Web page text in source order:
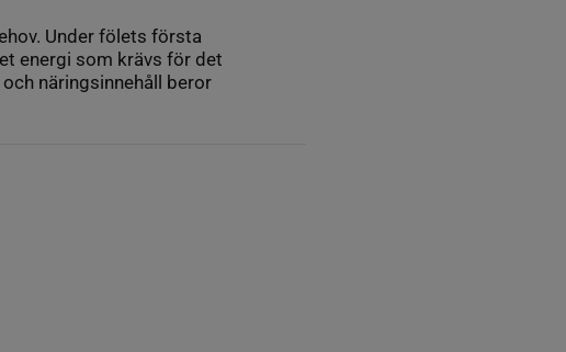
Under fölets första
energi som krävs för det
närings­innehåll beror